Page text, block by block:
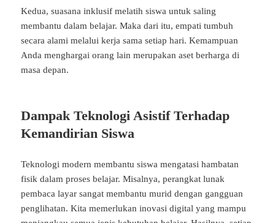
Kedua, suasana inklusif melatih siswa untuk saling
membantu dalam belajar. Maka dari itu, empati tumbuh
secara alami melalui kerja sama setiap hari. Kemampuan
Anda menghargai orang lain merupakan aset berharga di
masa depan.
Dampak Teknologi Asistif Terhadap
Kemandirian Siswa
Teknologi modern membantu siswa mengatasi hambatan
fisik dalam proses belajar. Misalnya, perangkat lunak
pembaca layar sangat membantu murid dengan gangguan
penglihatan. Kita memerlukan inovasi digital yang mampu